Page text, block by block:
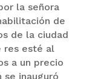
la señora
de
de la ciudad
res esté al
a un precio
inauguró